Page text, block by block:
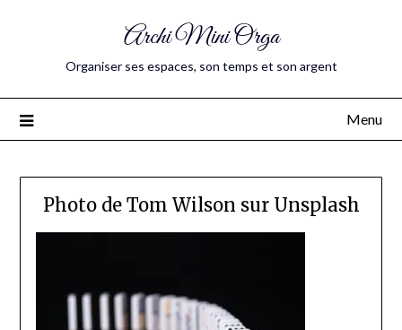
Archi Mini Orga
Organiser ses espaces, son temps et son argent
Menu
Photo de Tom Wilson sur Unsplash